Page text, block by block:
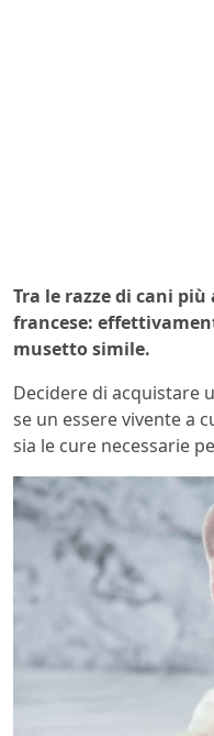
Tra le razze di cani più
francese:
musetto simile.
Decidere di acquistare
se un essere vivente a
sia le cure necessarie